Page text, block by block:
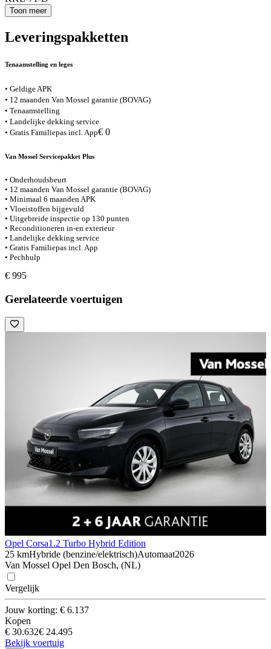
Toon meer
Leveringspakketten
Tenaamstelling en leges
• Geldige APK
• 12 maanden Van Mossel garantie (BOVAG)
• Tenaamstelling
• Landelijke dekking service
• Gratis Familiepas incl. App€ 0
Van Mossel Servicepakket Plus
• Onderhoudsbeurt
• 12 maanden Van Mossel garantie (BOVAG)
• Minimaal 6 maanden APK
• Vloeistoffen bijgevuld
• Uitgebreide inspectie op 130 punten
• Reconditioneren in-en exterieur
• Landelijke dekking service
• Gratis Familiepas incl. App
• Pechhulp
€ 995
Gerelateerde voertuigen
Opel Corsa1.2 Turbo Hybrid Edition
25 kmHybride (benzine/elektrisch)Automaat2026
Van Mossel Opel Den Bosch, (NL)
Vergelijk
Jouw korting: € 6.137
Kopen
€ 30.632€ 24.495
Bekijk voertuig